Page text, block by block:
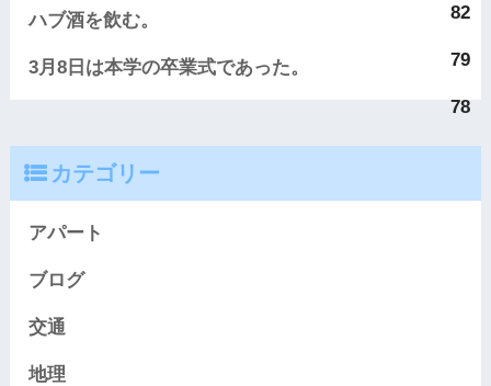
82
ハブ酒を飲む。
79
3月8日は本学の卒業式であった。
78
カテゴリー
アパート
ブログ
交通
地理